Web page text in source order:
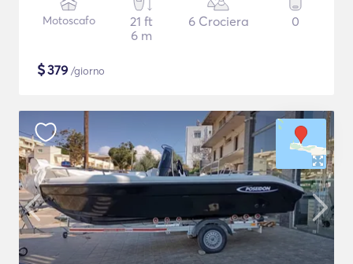
Motoscafo
21 ft
6 m
6 Crociera 0
$379 /giorno